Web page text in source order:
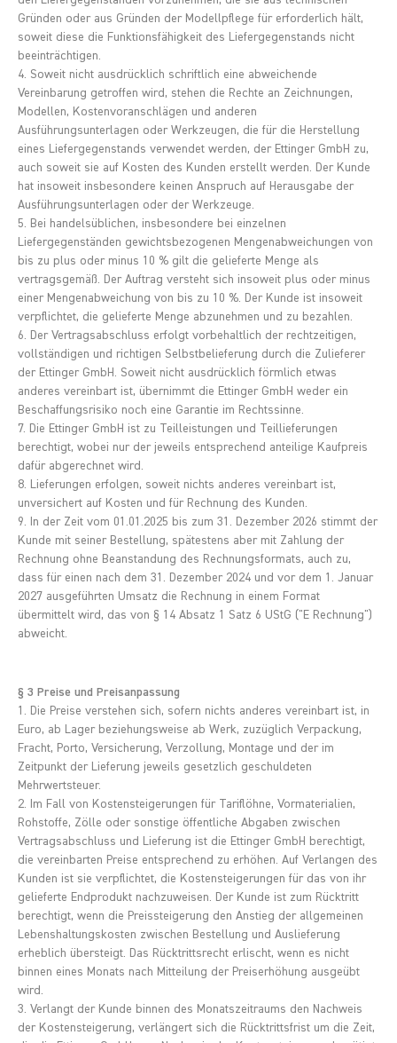
Gründen oder aus Gründen der Modellpflege für erforderlich hält,
soweit diese die Funktionsfähigkeit des Liefergegenstands nicht
beeinträchtigen.
4. Soweit nicht ausdrücklich schriftlich eine abweichende
Vereinbarung getroffen wird, stehen die Rechte an Zeichnungen,
Modellen, Kostenvoranschlägen und anderen
Ausführungsunterlagen oder Werkzeugen, die für die Herstellung
eines Liefergegenstands verwendet werden, der Ettinger GmbH zu,
auch soweit sie auf Kosten des Kunden erstellt werden. Der Kunde
hat insoweit insbesondere keinen Anspruch auf Herausgabe der
Ausführungsunterlagen oder der Werkzeuge.
5. Bei handelsüblichen, insbesondere bei einzelnen
Liefergegenständen gewichtsbezogenen Mengenabweichungen von
bis zu plus oder minus 10 % gilt die gelieferte Menge als
vertragsgemäß. Der Auftrag versteht sich insoweit plus oder minus
einer Mengenabweichung von bis zu 10 %. Der Kunde ist insoweit
verpflichtet, die gelieferte Menge abzunehmen und zu bezahlen.
6. Der Vertragsabschluss erfolgt vorbehaltlich der rechtzeitigen,
vollständigen und richtigen Selbstbelieferung durch die Zulieferer
der Ettinger GmbH. Soweit nicht ausdrücklich förmlich etwas
anderes vereinbart ist, übernimmt die Ettinger GmbH weder ein
Beschaffungsrisiko noch eine Garantie im Rechtssinne.
7. Die Ettinger GmbH ist zu Teilleistungen und Teillieferungen
berechtigt, wobei nur der jeweils entsprechend anteilige Kaufpreis
dafür abgerechnet wird.
8. Lieferungen erfolgen, soweit nichts anderes vereinbart ist,
unversichert auf Kosten und für Rechnung des Kunden.
9. In der Zeit vom 01.01.2025 bis zum 31. Dezember 2026 stimmt der
Kunde mit seiner Bestellung, spätestens aber mit Zahlung der
Rechnung ohne Beanstandung des Rechnungsformats, auch zu,
dass für einen nach dem 31. Dezember 2024 und vor dem 1. Januar
2027 ausgeführten Umsatz die Rechnung in einem Format
übermittelt wird, das von § 14 Absatz 1 Satz 6 UStG ("E Rechnung")
abweicht.
§ 3 Preise und Preisanpassung
1. Die Preise verstehen sich, sofern nichts anderes vereinbart ist, in
Euro, ab Lager beziehungsweise ab Werk, zuzüglich Verpackung,
Fracht, Porto, Versicherung, Verzollung, Montage und der im
Zeitpunkt der Lieferung jeweils gesetzlich geschuldeten
Mehrwertsteuer.
2. Im Fall von Kostensteigerungen für Tariflöhne, Vormaterialien,
Rohstoffe, Zölle oder sonstige öffentliche Abgaben zwischen
Vertragsabschluss und Lieferung ist die Ettinger GmbH berechtigt,
die vereinbarten Preise entsprechend zu erhöhen. Auf Verlangen des
Kunden ist sie verpflichtet, die Kostensteigerungen für das von ihr
gelieferte Endprodukt nachzuweisen. Der Kunde ist zum Rücktritt
berechtigt, wenn die Preissteigerung den Anstieg der allgemeinen
Lebenshaltungskosten zwischen Bestellung und Auslieferung
erheblich übersteigt. Das Rücktrittsrecht erlischt, wenn es nicht
binnen eines Monats nach Mitteilung der Preiserhöhung ausgeübt
wird.
3. Verlangt der Kunde binnen des Monatszeitraums den Nachweis
der Kostensteigerung, verlängert sich die Rücktrittsfrist um die Zeit,